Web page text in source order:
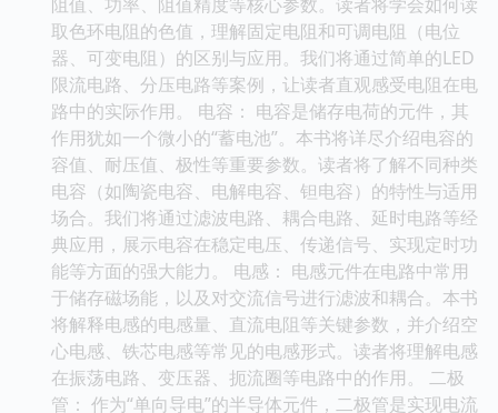
取色环电阻的色值，理解固定电阻和可调电阻（电位
器、可变电阻）的区别与应用。我们将通过简单的LED
限流电路、分压电路等案例，让读者直观感受电阻在电
路中的实际作用。 电容： 电容是储存电荷的元件，其
作用犹如一个微小的“蓄电池”。本书将详尽介绍电容的
容值、耐压值、极性等重要参数。读者将了解不同种类
电容（如陶瓷电容、电解电容、钽电容）的特性与适用
场合。我们将通过滤波电路、耦合电路、延时电路等经
典应用，展示电容在稳定电压、传递信号、实现定时功
能等方面的强大能力。 电感： 电感元件在电路中常用
于储存磁场能，以及对交流信号进行滤波和耦合。本书
将解释电感的电感量、直流电阻等关键参数，并介绍空
心电感、铁芯电感等常见的电感形式。读者将理解电感
在振荡电路、变压器、扼流圈等电路中的作用。 二极
管： 作为“单向导电”的半导体元件，二极管是实现电流